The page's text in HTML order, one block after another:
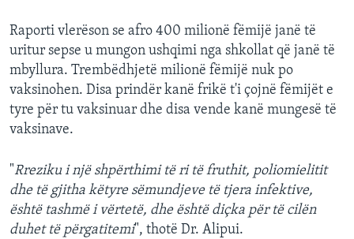
Raporti vlerëson se afro 400 milionë fëmijë janë të
uritur sepse u mungon ushqimi nga shkollat që janë të
mbyllura. Trembëdhjetë milionë fëmijë nuk po
vaksinohen. Disa prindër kanë frikë t'i çojnë fëmijët e
tyre për tu vaksinuar dhe disa vende kanë mungesë të
vaksinave.
"Rreziku i një shpërthimi të ri të fruthit, poliomielitit
dhe të gjitha këtyre sëmundjeve të tjera infektive,
është tashmë i vërtetë, dhe është diçka për të cilën
duhet të përgatitemi", thotë Dr. Alipui.